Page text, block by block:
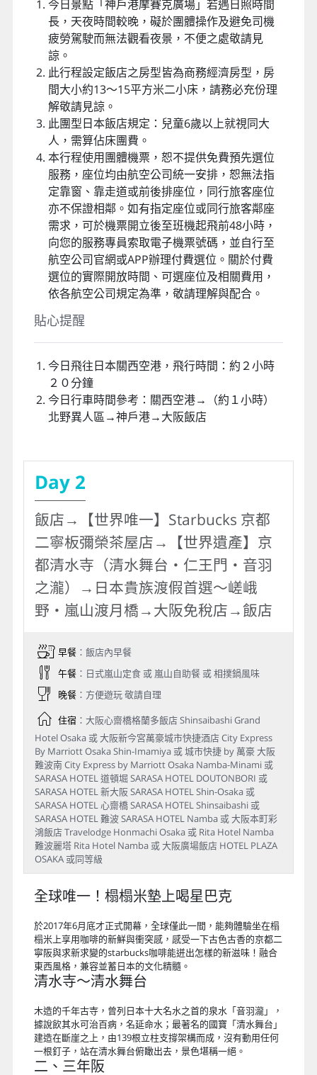
今日景點「神戶港摩賽克廣場」若遇日照時間
長，天夜時間較晚，礙於團體操作及避免司機
疲勞駕駛而無法觀看夜景，不便之處敬請見
諒。
此行程設定飯店之房型皆為商務經濟房型，房
間大小約13～15平方米二小床，請務必充份理
解敬請見諒。
此團型日本飯店規定：兒童6歲以上就視同大
人，需算佔床團費。
本行程使用團體機票，恕不提供免費預先選位
服務，座位均由航空公司統一安排，恕無法指
定靠窗、靠走道或前後排座位，同行旅客座位
亦不保證相鄰。如有指定座位或同行旅客鄰座
需求，可於機票開立後至班機起飛前48小時，
向您的服務專員索取電子機票號碼，並自行至
航空公司官網或APP辦理付費選位。關於付費
選位的實際開放時間、可選座位及相關費用，
依各航空公司規定為準，敬請理解與配合。
貼心提醒
今日飛往日本關西空港，飛行時間：約２小時
２０分鐘
今日行車時間參考：關西空港→（約１小時）
北野異人區→神戶港→大阪飯店
Day 2
飯店→【世界唯一】Starbucks 京都
二寧板彌榮茶屋店→【世界遺產】京
都清水寺（清水舞台‧仁王門‧音羽
之瀧）→日本貴族渡假首選～嵯峨
野‧嵐山渡月橋→大阪免稅店→飯店
早餐：飯店內早餐
午餐：日式嵐山定食 或 嵐山自助餐 或 相撲鍋風味
晚餐：方便遊玩 敬請自理
住宿：大阪心齋橋格蘭多飯店 Shinsaibashi Grand
Hotel Osaka 或 大阪新今宮萬豪城市快捷酒店 City Express
By Marriott Osaka Shin-Imamiya 或 城市快捷 by 萬豪 大阪
難波南 City Express by Marriott Osaka Namba-Minami 或
SARASA HOTEL 道頓堀 SARASA HOTEL DOUTONBORI 或
SARASA HOTEL 新大阪 SARASA HOTEL Shin-Osaka 或
SARASA HOTEL 心齋橋 SARASA HOTEL Shinsaibashi 或
SARASA HOTEL 難波 SARASA HOTEL Namba 或 大阪本町彩
鴻飯店 Travelodge Honmachi Osaka 或 Rita Hotel Namba
難波麗塔 Rita Hotel Namba 或 大阪廣場飯店 HOTEL PLAZA
OSAKA 或同等級
全球唯一！榻榻米墊上喝星巴克
於2017年6月底才正式開幕，全球僅此一間，能夠體驗坐在榻
榻米上享用咖啡的新鮮與衝突感，感受一下古色古香的京都二
寧阪與求新求變的starbucks咖啡能迸出怎樣的新滋味！融合
東西風格，兼容並蓄日本的文化精髓。
清水寺～清水舞台
木造的千年古寺，曾列日本十大名水之首的泉水「音羽瀧」，
據說飲其水可治百病，名延命水；最著名的國寶「清水舞台」
建造在斷崖之上，由139根立柱支撐架構而成，沒有動用任何
一根釘子，站在清水舞台俯瞰出去，景色堪稱一絕。
二、三年阪